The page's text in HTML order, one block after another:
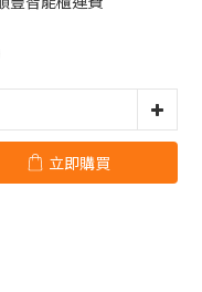
立即購買